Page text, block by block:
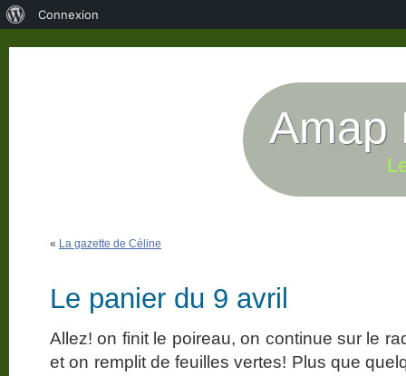
Amap
« La gazette de Céline
Le panier du 9 avril
Allez! on finit le poireau, on continue sur le
et on remplit de feuilles vertes! Plus que
Connexion